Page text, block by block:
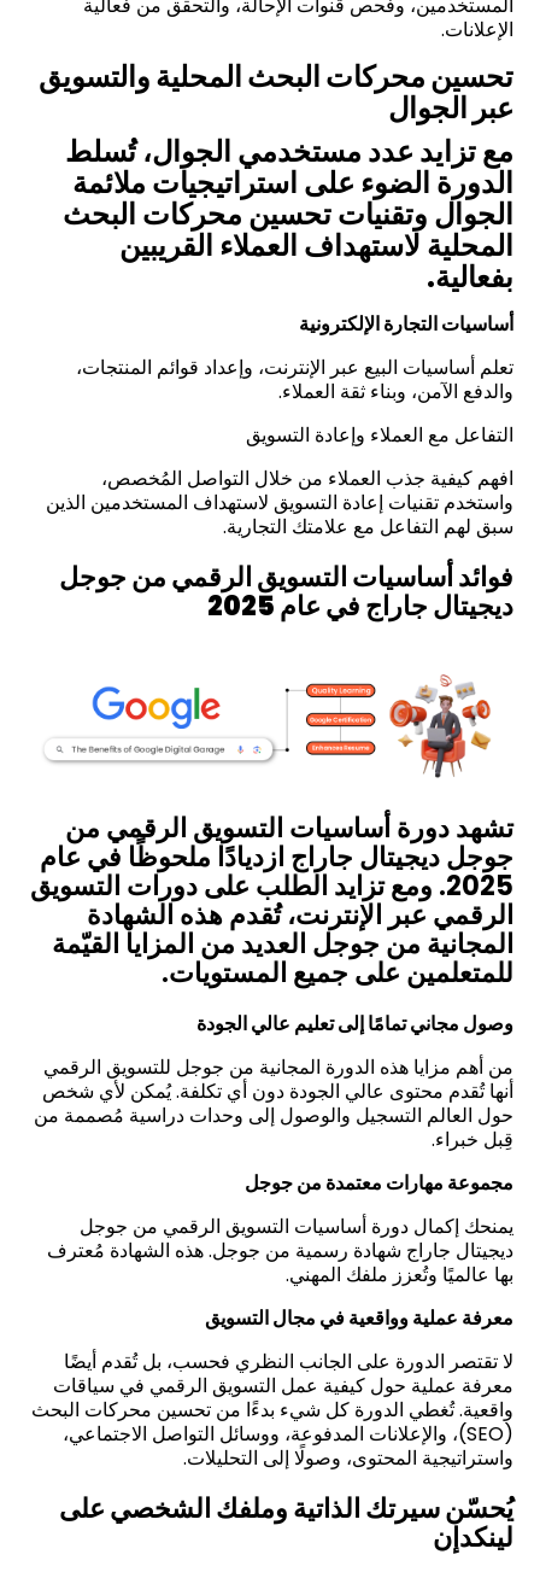
المستخدمين، وفحص قنوات الإحالة، والتحقق من فعالية
الإعلانات.
تحسين محركات البحث المحلية والتسويق
عبر الجوال
مع تزايد عدد مستخدمي الجوال، تُسلط
الدورة الضوء على استراتيجيات ملائمة
الجوال وتقنيات تحسين محركات البحث
المحلية لاستهداف العملاء القريبين
بفعالية.
أساسيات التجارة الإلكترونية
تعلم أساسيات البيع عبر الإنترنت، وإعداد قوائم المنتجات،
والدفع الآمن، وبناء ثقة العملاء.
التفاعل مع العملاء وإعادة التسويق
افهم كيفية جذب العملاء من خلال التواصل المُخصص،
واستخدم تقنيات إعادة التسويق لاستهداف المستخدمين الذين
سبق لهم التفاعل مع علامتك التجارية.
فوائد أساسيات التسويق الرقمي من جوجل
ديجيتال جاراج في عام2025
تشهد دورة أساسيات التسويق الرقمي من
جوجل ديجيتال جاراج ازديادًا ملحوظًا في عام
2025. ومع تزايد الطلب على دورات التسويق
الرقمي عبر الإنترنت، تُقدم هذه الشهادة
المجانية من جوجل العديد من المزايا القيّمة
للمتعلمين على جميع المستويات.
وصول مجاني تمامًا إلى تعليم عالي الجودة
من أهم مزايا هذه الدورة المجانية من جوجل للتسويق الرقمي
أنها تُقدم محتوى عالي الجودة دون أي تكلفة. يُمكن لأي شخص
حول العالم التسجيل والوصول إلى وحدات دراسية مُصممة من
قِبل خبراء.
مجموعة مهارات معتمدة من جوجل
يمنحك إكمال دورة أساسيات التسويق الرقمي من جوجل
ديجيتال جاراج شهادة رسمية من جوجل. هذه الشهادة مُعترف
بها عالميًا وتُعزز ملفك المهني.
معرفة عملية وواقعية في مجال التسويق
لا تقتصر الدورة على الجانب النظري فحسب، بل تُقدم أيضًا
معرفة عملية حول كيفية عمل التسويق الرقمي في سياقات
واقعية. تُغطي الدورة كل شيء بدءًا من تحسين محركات البحث
(SEO)، والإعلانات المدفوعة، ووسائل التواصل الاجتماعي،
واستراتيجية المحتوى، وصولًا إلى التحليلات.
يُحسّن سيرتك الذاتية وملفك الشخصي على
لينكدإن